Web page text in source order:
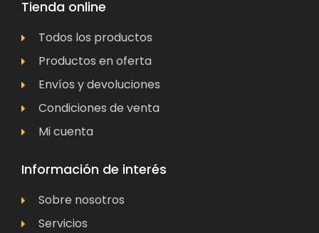
Tienda online
Todos los productos
Productos en oferta
Envíos y devoluciones
Condiciones de venta
Mi cuenta
Información de interés
Sobre nosotros
Servicios